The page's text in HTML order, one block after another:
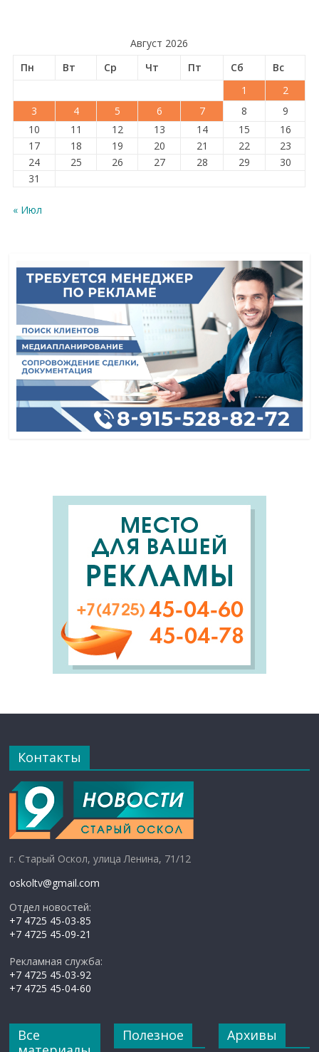
Август 2026
Пн
Вт Ср Чт Пт Сб
Вс
1
2
3
4 5 6 7 8
9
10
11 12 13 14 15
16
17
18 19 20 21 22
23
24
25 26 27 28 29
30
31
« Июл
Контакты
г. Старый Оскол, улица Ленина, 71/12
oskoltv@gmail.com
Отдел новостей:
+7 4725 45-03-85
+7 4725 45-09-21
Рекламная служба:
+7 4725 45-03-92
+7 4725 45-04-60
Все
Полезное Архивы